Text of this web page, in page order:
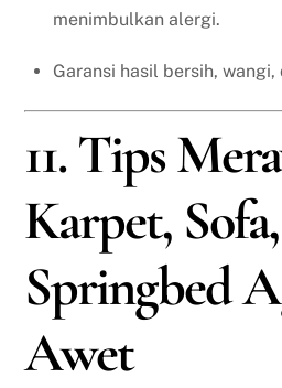
menimbulkan alergi.
Garansi hasil bersih,
11. Tips
Karpet,
Springbed
Awet